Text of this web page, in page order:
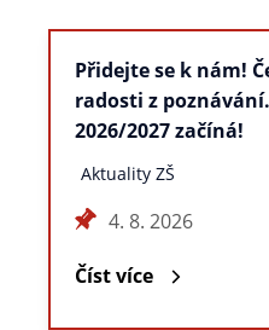
Přidejte se k nám!
radosti z
2026/2027 začíná!
Aktuality ZŠ
4. 8. 2026
Číst více